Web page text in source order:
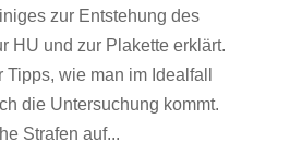
zur Entstehung des
HU und zur Plakette erklärt.
wie man im Idealfall
die Untersuchung kommt.
Strafen auf...